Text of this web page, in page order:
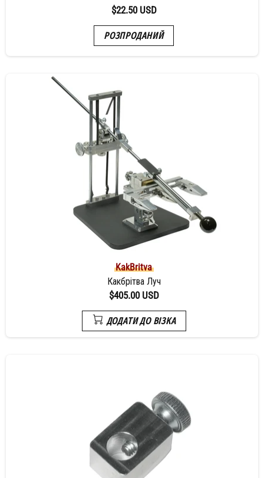
$22.50 USD
РОЗПРОДАНИЙ
KakBritva
Какбрітва Луч
$405.00 USD
ДОДАТИ ДО ВІЗКА